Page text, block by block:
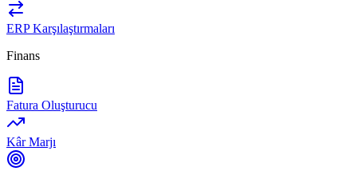
ERP Karşılaştırmaları
Finans
Fatura Oluşturucu
Kâr Marjı